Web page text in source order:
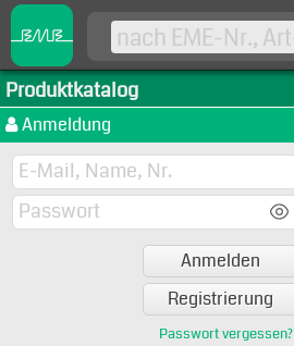
Produktkatalog
Anmeldung
Anmelden
Registrierung
Passwort vergessen?